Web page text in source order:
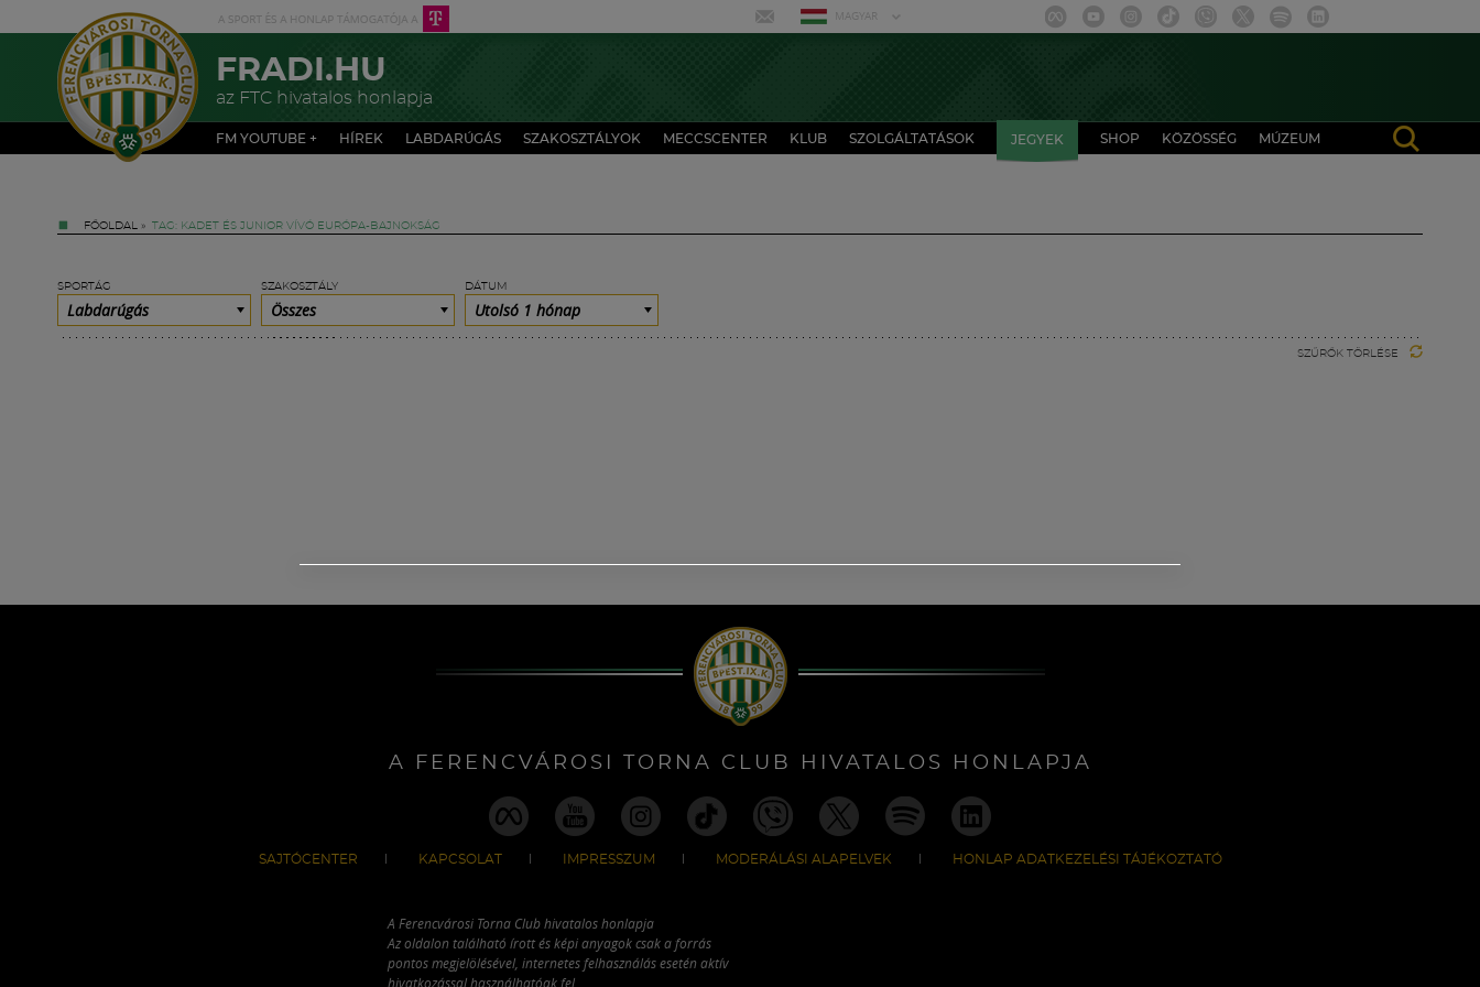
MAGYAR
FRADI.HU
az FTC hivatalos honlapja
FM YOUTUBE + HÍREK LABDARÚGÁS SZAKOSZTÁLYOK MECCSCENTER KLUB SZOLGÁLTATÁSOK JEGYEK SHOP KÖZÖSSÉG MÚZEUM
FŐOLDAL » TAG: KADET ÉS JUNIOR VÍVÓ EURÓPA-BAJNOKSÁG
SPORTÁG
Labdarúgás
SZAKOSZTÁLY
Összes
DÁTUM
Utolsó 1 hónap
SZŰRŐK TÖRLÉSE
A FERENCVÁROSI TORNA CLUB HIVATALOS HONLAPJA
SAJTÓCENTER KAPCSOLAT IMPRESSZUM MODERÁLÁSI ALAPELVEK HONLAP ADATKEZELÉSI TÁJÉKOZTATÓ
A Ferencvárosi Torna Club hivatalos honlapja
Az oldalon található írott és képi anyagok csak a forrás
pontos megjelölésével, internetes felhasználás esetén aktív
hivatkozással használhatóak fel.